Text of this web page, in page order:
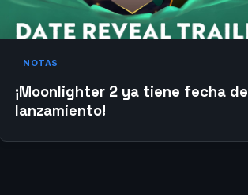
NOTAS
¡Moonlighter 2 ya tiene fecha de
lanzamiento!